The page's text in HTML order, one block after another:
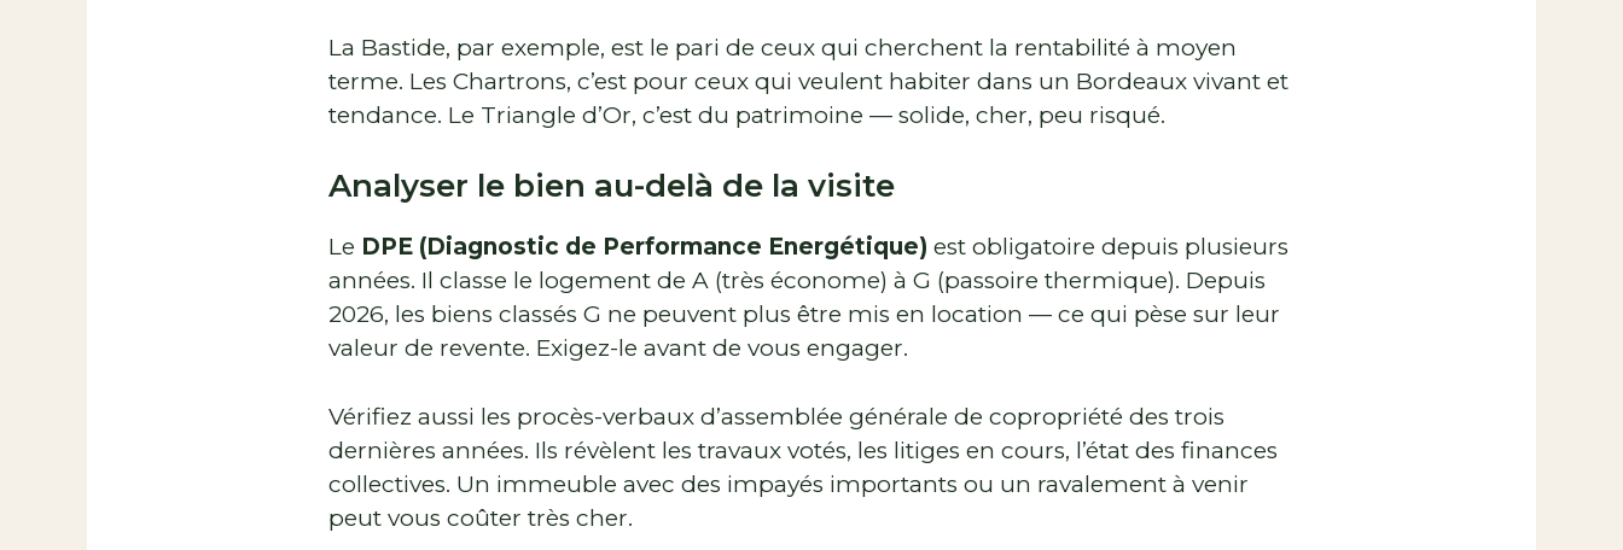
La Bastide, par exemple, est le pari de ceux qui cherchent la rentabilité à moyen
terme. Les Chartrons, c’est pour ceux qui veulent habiter dans un Bordeaux vivant et
tendance. Le Triangle d’Or, c’est du patrimoine — solide, cher, peu risqué.
Analyser le bien au-delà de la visite
Le DPE (Diagnostic de Performance Energétique) est obligatoire depuis plusieurs
années. Il classe le logement de A (très économe) à G (passoire thermique). Depuis
2026, les biens classés G ne peuvent plus être mis en location — ce qui pèse sur leur
valeur de revente. Exigez-le avant de vous engager.
Vérifiez aussi les procès-verbaux d’assemblée générale de copropriété des trois
dernières années. Ils révèlent les travaux votés, les litiges en cours, l’état des finances
collectives. Un immeuble avec des impayés importants ou un ravalement à venir
peut vous coûter très cher.